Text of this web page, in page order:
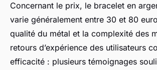
Concernant le prix, le bracelet en
varie généralement entre 30 et 80
qualité du métal et la complexité des
retours d’expérience des utilisateurs
efficacité : plusieurs témoignages